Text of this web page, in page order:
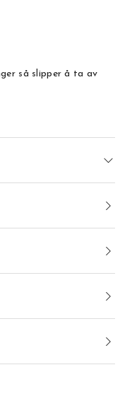
så slipper å ta av